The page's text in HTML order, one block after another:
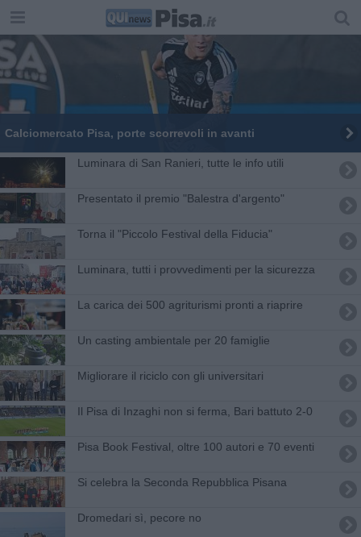
Calciomercato Pisa, porte scorrevoli in avanti
Luminara di San Ranieri, tutte le info utili
Presentato il premio "Balestra d'argento"
Torna il "Piccolo Festival della Fiducia"
Luminara, tutti i provvedimenti per la sicurezza
La carica dei 500 agriturismi pronti a riaprire
Un casting ambientale per 20 famiglie
Migliorare il riciclo con gli universitari
Il Pisa di Inzaghi non si ferma, Bari battuto 2-0
Pisa Book Festival, oltre 100 autori e 70 eventi
Si celebra la Seconda Repubblica Pisana
Dromedari sì, pecore no